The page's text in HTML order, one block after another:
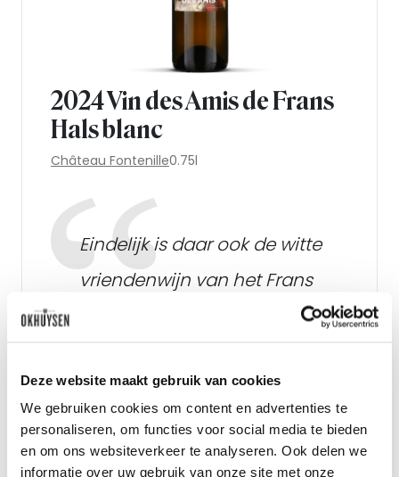
Deze website maakt gebruik van cookies
We gebruiken cookies om content en advertenties te
personaliseren, om functies voor social media te bieden
en om ons websiteverkeer te analyseren. Ook delen we
informatie over uw gebruik van onze site met onze
2024 Vin des Amis de Frans
Hals blanc
Château Fontenille0.75l
Eindelijk is daar ook de witte
vriendenwijn van het Frans
Hals Museum, en laat dit ook
allerbeste witte wijnen van de
streek zijn!
Wijnkoperij Okhuysen